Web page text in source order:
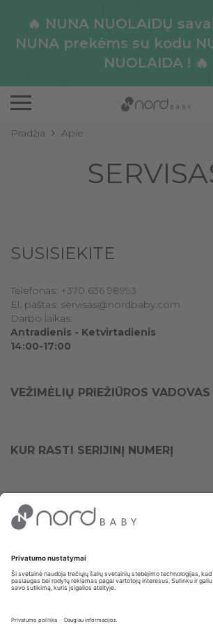
🔥 NUNA NUOLAIDŲ
NUNA prekėms su kodu
NUOLAIDA ! 🔥
Pradžia Apie
SUSISIEKITE
Telefonas: +370 636 98993
El. paštas: servisas@nordbaby.com
Darbo laikas:
Antradienis - Ketvirtadienis
14:00-17:00
VEŽIMĖLIŲ PRIEŽIŪROS VADOVAS
KUR RASTI SERIJINĮ NUMERĮ
SERVISAS NEDIRBS IKI
DIENOS!
Norint užsiregistruoti prekę garantiniam
užpildyti šią formą:REGISTRACIJA
nurodyti pirkėjovardą, pavardę, telefono